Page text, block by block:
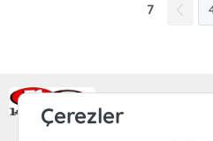
7
Ra Yayın
Çerezler